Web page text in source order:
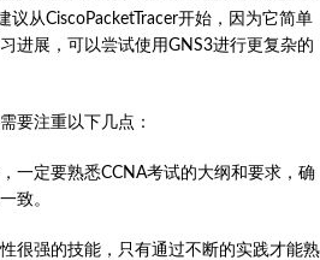
议从CiscoPacketTracer开始，因为它简单
进展，可以尝试使用GNS3进行更复杂的
要注重以下几点：
一定要熟悉CCNA考试的大纲和要求，确
致。
很强的技能，只有通过不断的实践才能熟